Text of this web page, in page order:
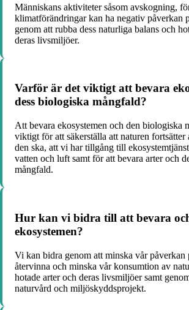
Människans aktiviteter såsom avskogning,
klimatförändringar kan ha negativ påverkan
genom att rubba dess naturliga balans och
deras livsmiljöer.
Varför är det viktigt att bevara
dess biologiska mångfald?
Att bevara ekosystemen och den biologiska
viktigt för att säkerställa att naturen fortsätter
den ska, att vi har tillgång till
vatten och luft samt för att bevara arter och
mångfald.
Hur kan vi bidra till att bevara
ekosystemen?
Vi kan bidra genom att minska vår påverkan
återvinna och minska vår konsumtion av
hotade arter och deras livsmiljöer samt
naturvård och miljöskyddsprojekt.